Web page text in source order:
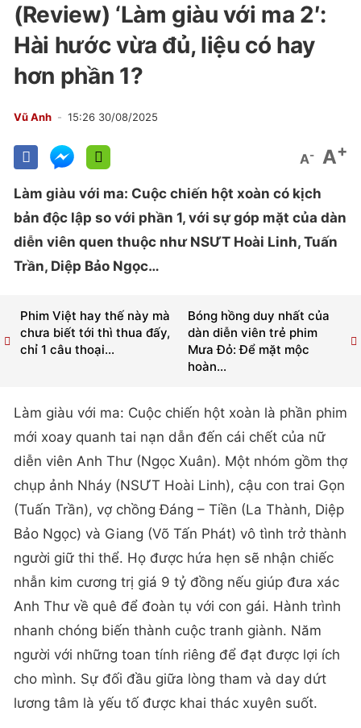
(Review) ‘Làm giàu với ma 2′:
Hài hước vừa đủ, liệu có hay
hơn phần 1?
Vũ Anh 15:26 30/08/2025
A- A+
Làm giàu với ma: Cuộc chiến hột xoàn có kịch
bản độc lập so với phần 1, với sự góp mặt của dàn
diễn viên quen thuộc như NSƯT Hoài Linh, Tuấn
Trần, Diệp Bảo Ngọc…
Bóng hồng duy nhất của
dàn diễn viên trẻ phim
Mưa Đỏ: Để mặt mộc
hoàn...
Phim Việt hay thế này mà
chưa biết tới thì thua đấy,
chỉ 1 câu thoại...
Làm giàu với ma: Cuộc chiến hột xoàn là phần phim
mới xoay quanh tai nạn dẫn đến cái chết của nữ
diễn viên Anh Thư (Ngọc Xuân). Một nhóm gồm thợ
chụp ảnh Nháy (NSƯT Hoài Linh), cậu con trai Gọn
(Tuấn Trần), vợ chồng Đáng – Tiền (La Thành, Diệp
Bảo Ngọc) và Giang (Võ Tấn Phát) vô tình trở thành
người giữ thi thể. Họ được hứa hẹn sẽ nhận chiếc
nhẫn kim cương trị giá 9 tỷ đồng nếu giúp đưa xác
Anh Thư về quê để đoàn tụ với con gái. Hành trình
nhanh chóng biến thành cuộc tranh giành. Năm
người với những toan tính riêng để đạt được lợi ích
cho mình. Sự đối đầu giữa lòng tham và day dứt
lương tâm là yếu tố được khai thác xuyên suốt.